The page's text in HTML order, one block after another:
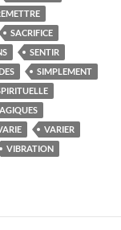
SACRIFICE
SENTIR
SIMPLEMENT
VARIER
VIBRATION